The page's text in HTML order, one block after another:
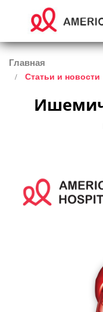
Главная
Статьи и новости